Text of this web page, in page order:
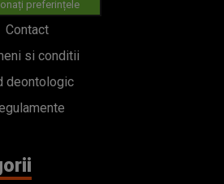
preferințele
Contact
si conditii
deontologic